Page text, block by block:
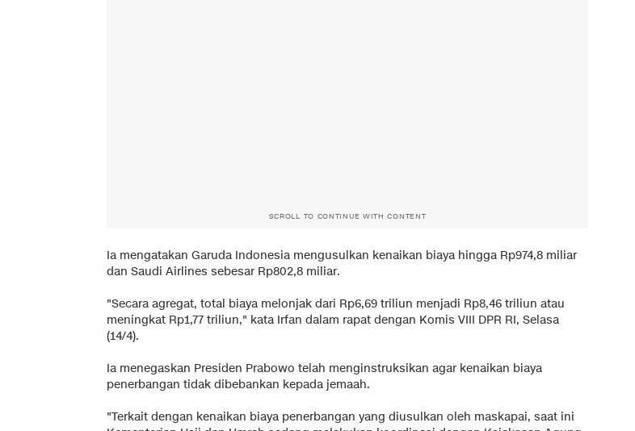
SCROLL TO CONTINUE WITH CONTENT
Ia mengatakan Garuda Indonesia mengusulkan kenaikan biaya hingga Rp974,8 miliar
dan Saudi Airlines sebesar Rp802,8 miliar.
"Secara agregat, total biaya melonjak dari Rp6,69 triliun menjadi Rp8,46 triliun atau
meningkat Rp1,77 triliun," kata Irfan dalam rapat dengan Komis VIII DPR RI, Selasa
(14/4).
Ia menegaskan Presiden Prabowo telah menginstruksikan agar kenaikan biaya
penerbangan tidak dibebankan kepada jemaah.
"Terkait dengan kenaikan biaya penerbangan yang diusulkan oleh maskapai, saat ini